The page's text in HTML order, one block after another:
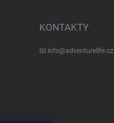
KONTAKTY
📧 info@adventurelife.cz